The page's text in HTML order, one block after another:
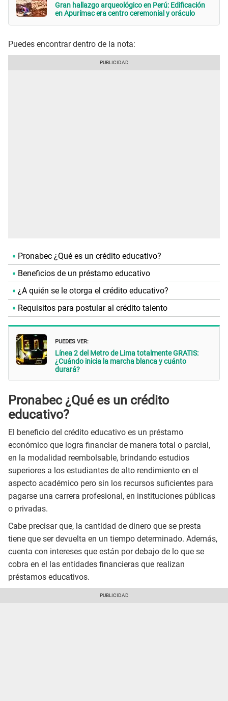
Gran hallazgo arqueológico en Perú: Edificación
en Apurímac era centro ceremonial y oráculo
Puedes encontrar dentro de la nota:
Pronabec ¿Qué es un crédito educativo?
Beneficios de un préstamo educativo
¿A quién se le otorga el crédito educativo?
Requisitos para postular al crédito talento
PUEDES VER:
Línea 2 del Metro de Lima totalmente GRATIS:
¿Cuándo inicia la marcha blanca y cuánto
durará?
Pronabec ¿Qué es un crédito
educativo?
El beneficio del crédito educativo es un préstamo
económico que logra financiar de manera total o parcial,
en la modalidad reembolsable, brindando estudios
superiores a los estudiantes de alto rendimiento en el
aspecto académico pero sin los recursos suficientes para
pagarse una carrera profesional, en instituciones públicas
o privadas.
Cabe precisar que, la cantidad de dinero que se presta
tiene que ser devuelta en un tiempo determinado. Además,
cuenta con intereses que están por debajo de lo que se
cobra en el las entidades financieras que realizan
préstamos educativos.